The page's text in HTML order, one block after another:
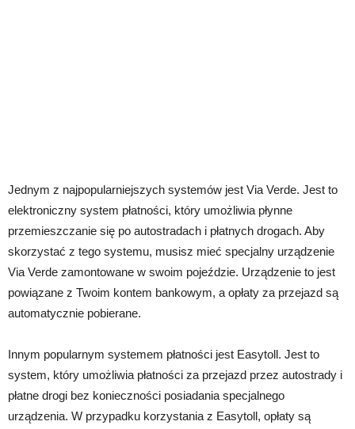
Jednym z najpopularniejszych systemów jest Via Verde. Jest to
elektroniczny system płatności, który umożliwia płynne
przemieszczanie się po autostradach i płatnych drogach. Aby
skorzystać z tego systemu, musisz mieć specjalny urządzenie
Via Verde zamontowane w swoim pojeździe. Urządzenie to jest
powiązane z Twoim kontem bankowym, a opłaty za przejazd są
automatycznie pobierane.
Innym popularnym systemem płatności jest Easytoll. Jest to
system, który umożliwia płatności za przejazd przez autostrady i
płatne drogi bez konieczności posiadania specjalnego
urządzenia. W przypadku korzystania z Easytoll, opłaty są